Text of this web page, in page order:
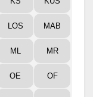
LOS MAB
ML MR
OE OF